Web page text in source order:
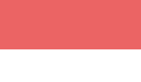
×専門家
CO2排出量削減 / SDGsを考える